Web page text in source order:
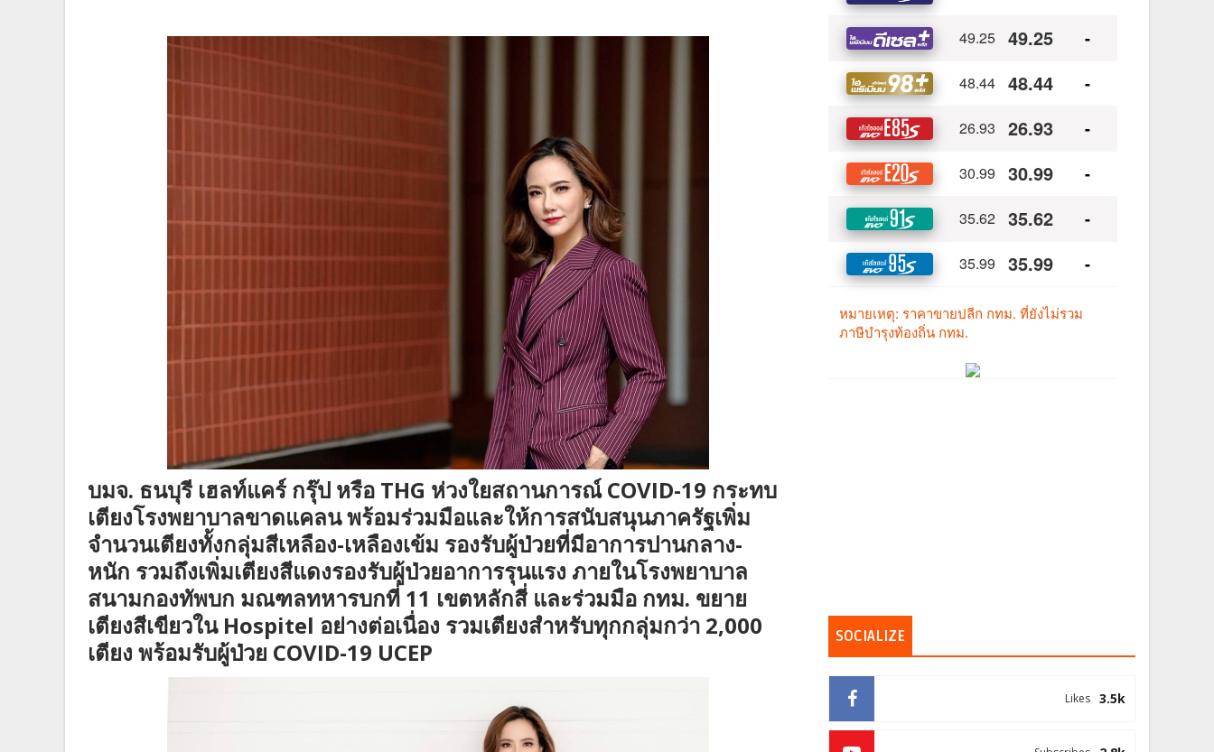
บมจ. ธนบุรี เฮลท์แคร์ กรุ๊ป หรือ THG ห่วงใยสถานการณ์ COVID-19 กระทบ
เตียงโรงพยาบาลขาดแคลน พร้อมร่วมมือและให้การสนับสนุนภาครัฐเพิ่ม
จำนวนเตียงทั้งกลุ่มสีเหลือง-เหลืองเข้ม รองรับผู้ป่วยที่มีอาการปานกลาง-
หนัก รวมถึงเพิ่มเตียงสีแดงรองรับผู้ป่วยอาการรุนแรง ภายในโรงพยาบาล
สนามกองทัพบก มณฑลทหารบกที่ 11 เขตหลักสี่ และร่วมมือ กทม. ขยาย
เตียงสีเขียวใน Hospitel อย่างต่อเนื่อง รวมเตียงสำหรับทุกกลุ่มกว่า 2,000
เตียง พร้อมรับผู้ป่วย COVID-19 UCEP
SOCIALIZE
3.5k
Likes